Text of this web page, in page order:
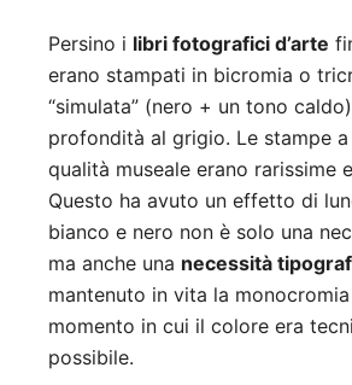
Persino i libri fotografici d’arte
erano stampati in bicromia o
“simulata” (nero + un tono
profondità al grigio. Le stampe
qualità museale erano rarissime
Questo ha avuto un effetto di
bianco e nero non è solo una
ma anche una necessità
mantenuto in vita la
momento in cui il colore era
possibile.